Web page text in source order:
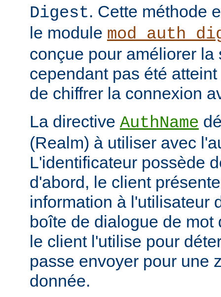
Digest. Cette méthode
le module
conçue pour améliorer la
cependant pas été
de chiffrer la connexion
La directive AuthName
(Realm) à utiliser avec
L'identificateur possède
d'abord, le client
information à l'utilisateur
boîte de dialogue de mot
le client l'utilise pour
passe envoyer pour une
donnée.